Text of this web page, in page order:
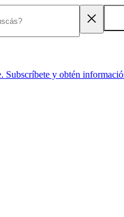
Subscríbete y obtén